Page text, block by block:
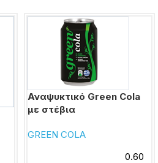
Αναψυκτικό Green Cola
με στέβια
GREEN COLA
0.60